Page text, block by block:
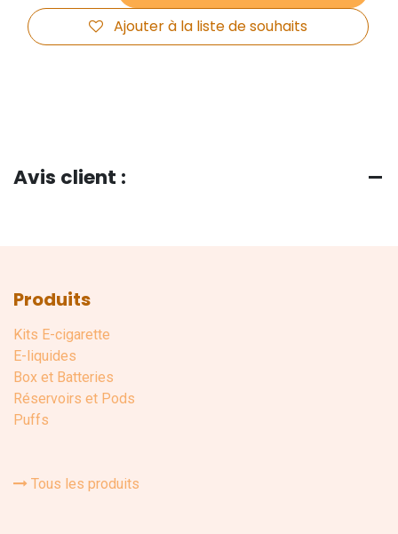
Ajouter à la liste de souhaits
Avis client :
Produits
Kits E-cigarette
E-liquides
Box et Batteries
Réservoirs et Pods
Puffs
Tous les produits